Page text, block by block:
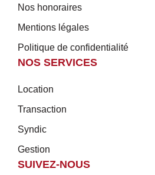
Nos honoraires
Mentions légales
Politique de confidentialité
NOS SERVICES
Location
Transaction
Syndic
Gestion
SUIVEZ-NOUS